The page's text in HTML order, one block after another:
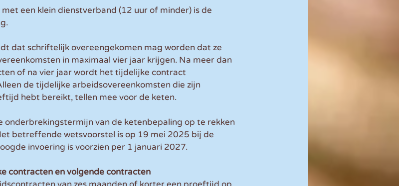
een klein dienstverband (12 uur of minder) is de
dat schriftelijk overeengekomen mag worden dat ze
in maximaal vier jaar krijgen. Na meer dan
of na vier jaar wordt het tijdelijke contract
de tijdelijke arbeidsovereenkomsten die zijn
hebt bereikt, tellen mee voor de keten.
onderbrekingstermijn van de ketenbepaling op te rekken
betreffende wetsvoorstel is op 19 mei 2025 bij de
invoering is voorzien per 1 januari 2027.
contracten en volgende contracten